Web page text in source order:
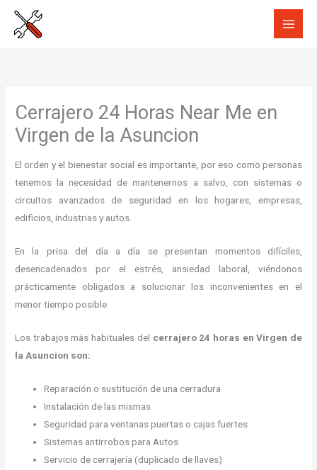
Cerrajero 24 Horas Near Me en
Virgen de la Asuncion
El orden y el bienestar social es importante, por eso como personas
tenemos la necesidad de mantenernos a salvo, con sistemas o
circuitos avanzados de seguridad en los hogares, empresas,
edificios, industrias y autos.
En la prisa del día a día se presentan momentos difíciles,
desencadenados por el estrés, ansiedad laboral, viéndonos
prácticamente obligados a solucionar los inconvenientes en el
menor tiempo posible.
Los trabajos más habituales del cerrajero 24 horas en Virgen de
la Asuncion son:
Reparación o sustitución de una cerradura
Instalación de las mismas
Seguridad para ventanas puertas o cajas fuertes
Sistemas antirrobos para Autos
Servicio de cerrajería (duplicado de llaves)